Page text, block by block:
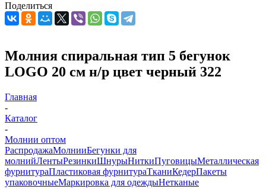
Поделиться
Молния спиральная тип 5 бегунок
LOGO 20 см н/р цвет черный 322
Главная
-
Каталог
-
Молнии оптом
РаспродажаМолнииБегунки для
молнийЛентыРезинкиШнурыНиткиПуговицыМеталлическая
фурнитураПластиковая фурнитураТканиКедерПакеты
упаковочныеМаркировка для одеждыНетканые